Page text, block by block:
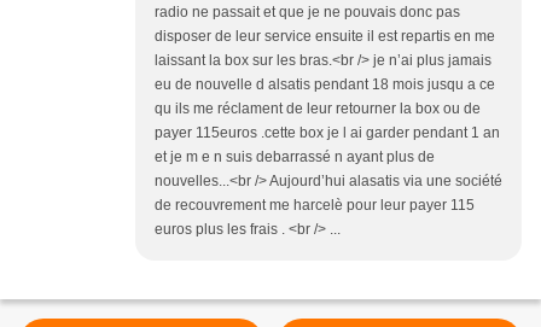
radio ne passait et que je ne pouvais donc pas
disposer de leur service ensuite il est repartis en me
laissant la box sur les bras.<br /> je n’ai plus jamais
eu de nouvelle d alsatis pendant 18 mois jusqu a ce
qu ils me réclament de leur retourner la box ou de
payer 115euros .cette box je l ai garder pendant 1 an
et je m e n suis debarrassé n ayant plus de
nouvelles...<br /> Aujourd’hui alasatis via une société
de recouvrement me harcelè pour leur payer 115
euros plus les frais . <br /> ...